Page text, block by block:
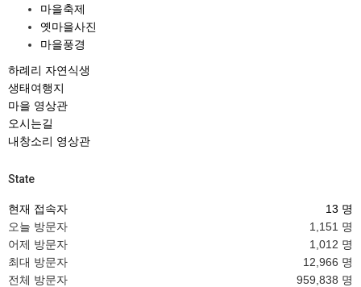
마을축제
옛마을사진
마을풍경
하례리 자연식생
생태여행지
마을 영상관
오시는길
내창소리 영상관
State
현재 접속자
13 명
오늘 방문자
1,151 명
어제 방문자
1,012 명
최대 방문자
12,966 명
전체 방문자
959,838 명